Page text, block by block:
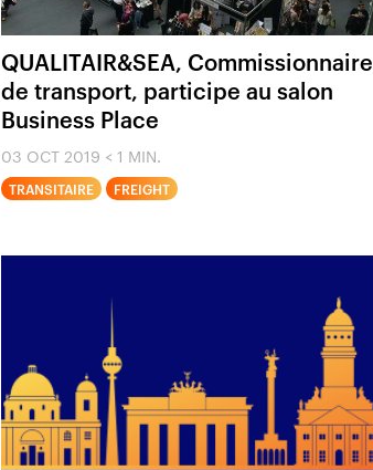
QUALITAIR&SEA, Commissionnaire
de transport, participe au salon
Business Place
03 OCT 2019 < 1 MIN.
TRANSITAIRE FREIGHT